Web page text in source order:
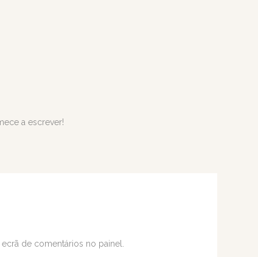
a escrever!
de comentários no painel.